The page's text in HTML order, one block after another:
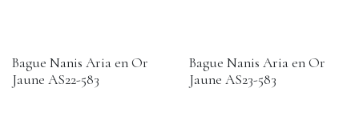
Bague Nanis Aria en Or
Jaune AS22-583
Bague Nanis Aria en Or
Jaune AS23-583